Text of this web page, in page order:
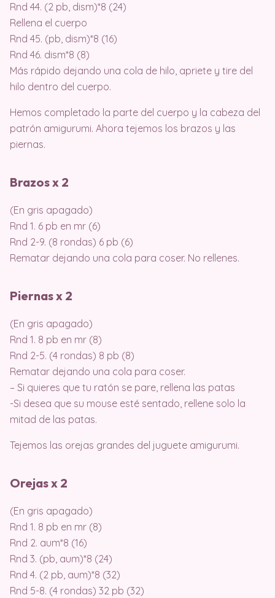
Rnd 44. (2 pb, dism)*8 (24)
Rellena el cuerpo
Rnd 45. (pb, dism)*8 (16)
Rnd 46. dism*8 (8)
Más rápido dejando una cola de hilo, apriete y tire del
hilo dentro del cuerpo.
Hemos completado la parte del cuerpo y la cabeza del
patrón amigurumi. Ahora tejemos los brazos y las
piernas.
Brazos x 2
(En gris apagado)
Rnd 1. 6 pb en mr (6)
Rnd 2-9. (8 rondas) 6 pb (6)
Rematar dejando una cola para coser. No rellenes.
Piernas x 2
(En gris apagado)
Rnd 1. 8 pb en mr (8)
Rnd 2-5. (4 rondas) 8 pb (8)
Rematar dejando una cola para coser.
– Si quieres que tu ratón se pare, rellena las patas
-Si desea que su mouse esté sentado, rellene solo la
mitad de las patas.
Tejemos las orejas grandes del juguete amigurumi.
Orejas x 2
(En gris apagado)
Rnd 1. 8 pb en mr (8)
Rnd 2. aum*8 (16)
Rnd 3. (pb, aum)*8 (24)
Rnd 4. (2 pb, aum)*8 (32)
Rnd 5-8. (4 rondas) 32 pb (32)